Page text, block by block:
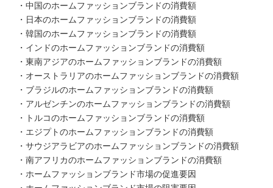
・中国のホームファッションブランドの消費額
・日本のホームファッションブランドの消費額
・韓国のホームファッションブランドの消費額
・インドのホームファッションブランドの消費額
・東南アジアのホームファッションブランドの消費額
・オーストラリアのホームファッションブランドの消費額
・ブラジルのホームファッションブランドの消費額
・アルゼンチンのホームファッションブランドの消費額
・トルコのホームファッションブランドの消費額
・エジプトのホームファッションブランドの消費額
・サウジアラビアのホームファッションブランドの消費額
・南アフリカのホームファッションブランドの消費額
・ホームファッションブランド市場の促進要因